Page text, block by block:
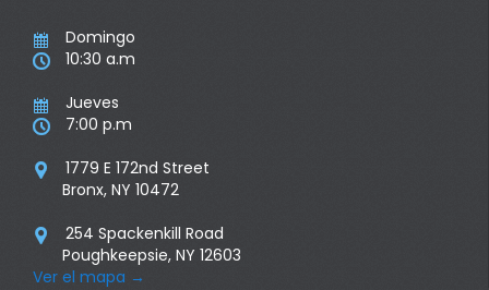
 Domingo
 10:30 a.m
 Jueves
 7:00 p.m

1779 E 172nd Street
Bronx, NY 10472

254 Spackenkill Road
Poughkeepsie, NY 12603
Ver el mapa →